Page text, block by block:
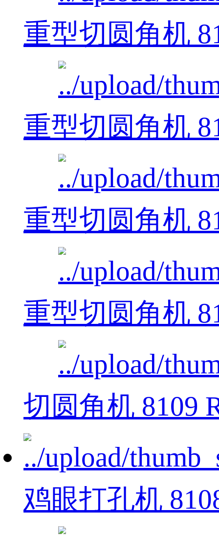
重型切圆角机
重型切圆角机
重型切圆角机
重型切圆角机
切圆角机 8109
鸡眼打孔机